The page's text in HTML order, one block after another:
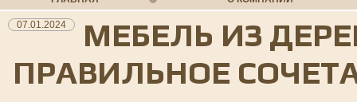
07.01.2024
МЕБЕЛЬ ИЗ
ПРАВИЛЬНОЕ